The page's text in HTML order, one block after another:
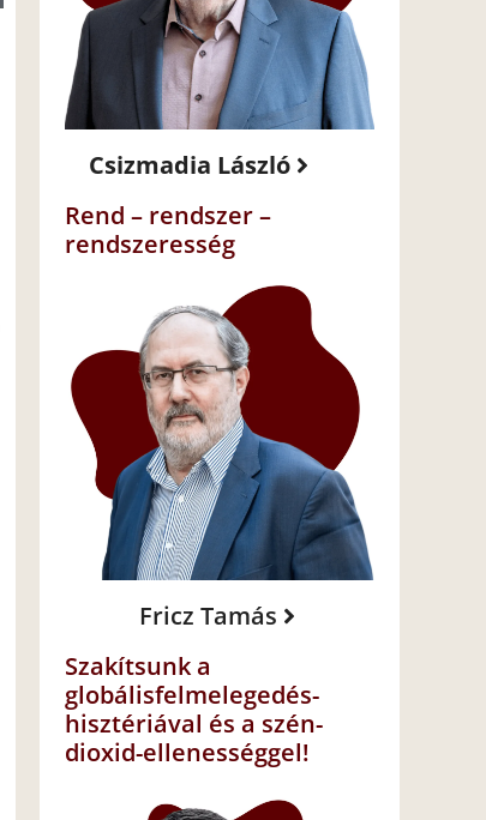
Csizmadia László
Rend – rendszer –
rendszeresség
Fricz Tamás
Szakítsunk a
globálisfelmelegedés-
hisztériával és a szén-
dioxid-ellenességgel!